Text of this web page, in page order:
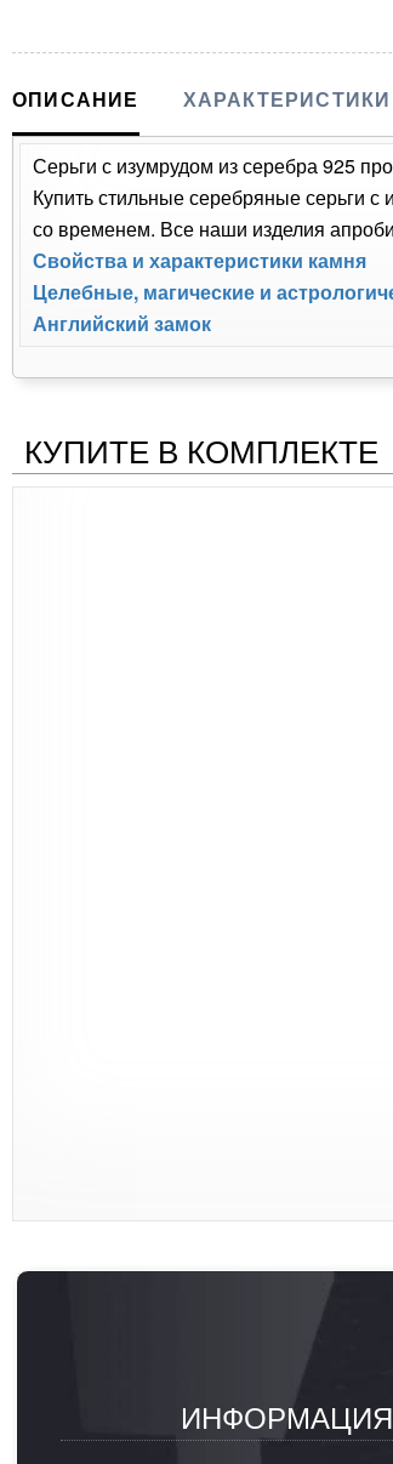
ОПИСАНИЕ ХАРАКТЕРИСТИКИ
Серьги с изумрудом из серебра 925
Купить стильные серебряные серьги
со временем. Все наши изделия
Свойства и характеристики камня
Целебные, магические и
Английский замок
КУПИТЕ В КОМПЛЕКТЕ
ИНФОРМАЦИЯ